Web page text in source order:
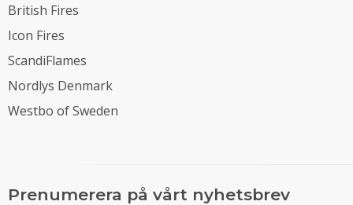
British Fires
Icon Fires
ScandiFlames
Nordlys Denmark
Westbo of Sweden
Prenumerera på vårt nyhetsbrev